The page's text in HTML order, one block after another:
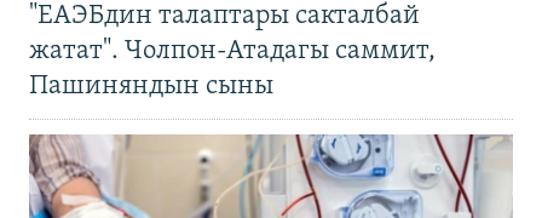
"ЕАЭБдин талаптары сакталбай
жатат". Чолпон-Атадагы саммит,
Пашиняндын сыны